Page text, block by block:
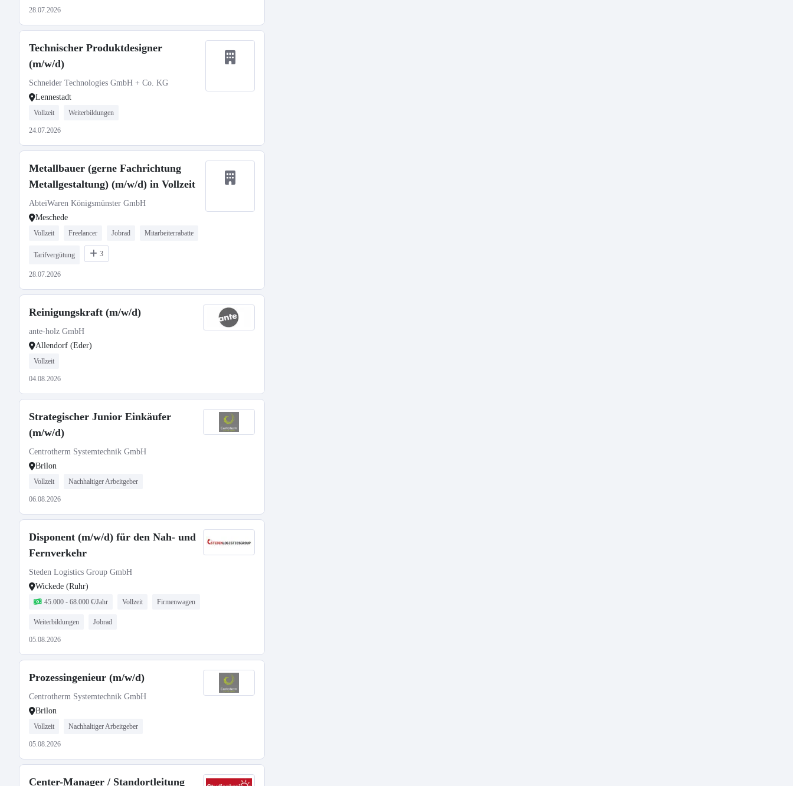
28.07.2026
Technischer Produktdesigner
(m/w/d)
Schneider Technologies GmbH + Co. KG
Lennestadt
Vollzeit Weiterbildungen
24.07.2026
Metallbauer (gerne Fachrichtung
Metallgestaltung) (m/w/d) in Vollzeit
AbteiWaren Königsmünster GmbH
Meschede
Vollzeit Freelancer Jobrad Mitarbeiterrabatte
Tarifvergütung 3
28.07.2026
Reinigungskraft (m/w/d)
ante-holz GmbH
Allendorf (Eder)
Vollzeit
04.08.2026
Strategischer Junior Einkäufer
(m/w/d)
Centrotherm Systemtechnik GmbH
Brilon
Vollzeit Nachhaltiger Arbeitgeber
06.08.2026
Disponent (m/w/d) für den Nah- und
Fernverkehr
Steden Logistics Group GmbH
Wickede (Ruhr)
45.000 - 68.000 €/Jahr Vollzeit Firmenwagen
Weiterbildungen Jobrad
05.08.2026
Prozessingenieur (m/w/d)
Centrotherm Systemtechnik GmbH
Brilon
Vollzeit Nachhaltiger Arbeitgeber
05.08.2026
Center-Manager / Standortleitung